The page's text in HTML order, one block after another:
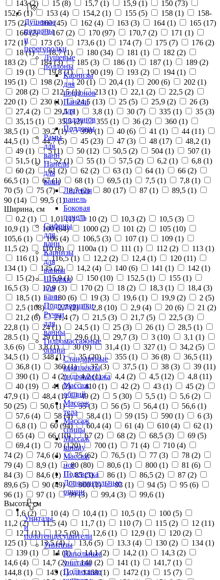
Душевые
поддоны
и
перегородки
Душевые
поддоны
Карнизы
для
поддонов
Панели
для
поддонов
Поддоны
Рамы
для
ванн
Панели
для
ванн
Лицевая
панель
Боковая
панель
Сифоны
для
ванн
Карнизы
для
ванны
Шторки
для
ванн
Подголовники
Ручки
для
ванны
Гидромассажные
опции
Стандартные
комплекты
гидромассажа
Массаж
общий
Массаж
тела
Массаж
спины
Массаж
шиацу
Массаж
ног
Подсветка
Дополнительные
опции
Унитазы
и
полотенцесушители
Унитазы
Напольные
унитазы
Подвесные
143 (2) 15 (8) 15,7 (1) 15,9 (1) 150 (73)
152,5 (1) 153 (4) 154,2 (1) 155 (5) 158 (1)
158-
175 (2) 160 (45) 162 (4) 163 (3) 164 (1) 165 (17)
166 (2) 167 (2) 170 (97) 170,7 (2) 171 (1)
172 (1) 173 (5) 173,6 (1) 174 (7) 175 (7) 176 (2)
18 (1) 18,7 (1) 180 (34) 181 (1) 182 (2)
183 (2) 184 (3) 185 (3) 186 (1) 187 (1) 189 (2)
19 (1) 19,8 (1) 190 (19) 193 (2) 194 (1)
195 (1) 198 (2) 20 (1) 20,4 (1) 200 (6) 202 (1)
208 (2) 212,5 (1) 213 (1) 22,1 (2) 22,5 (2)
220 (1) 230 (1) 24,5 (13) 25 (5) 25,9 (2) 26 (3)
27,4 (2) 29,5 (1) 3,8 (1) 30 (7) 335 (1) 35 (3)
35,15 (1) 35,5 (2) 355 (1) 36 (2) 360 (1)
38,5 (1) 39,2 (1) 390 (1) 40 (6) 41 (1) 44 (11)
44,5 (1) 44,7 (5) 45 (23) 47 (3) 48 (17) 48,2 (1)
49 (1) 5 (1) 50 (12) 50,5 (2) 504 (1) 507 (1)
51,5 (1) 52 (1) 55 (1) 57,5 (2) 6,2 (1) 6,8 (1)
60 (2) 61 (2) 62 (2) 63 (1) 64 (1) 66 (2)
66,5 (1) 67 (1) 68 (1) 69,5 (1) 7,5 (1) 7,8 (1)
70 (5) 75 (7) 8,7 (2) 80 (17) 87 (1) 89,5 (1)
90 (14) 99,5 (1)
Ширина, см
0,2 (1) 1,01 (1) 10 (2) 10,3 (2) 10,5 (3)
10,9 (1) 100 (64) 1000 (2) 101 (2) 105 (10)
105,6 (1) 106 (4) 106,5 (3) 107 (1) 109 (1)
11,5 (2) 110 (8) 1100а (1) 111 (1) 112 (2) 113 (1)
116 (1) 116,5 (1) 12,2 (2) 12,4 (1) 120 (11)
134 (1) 135 (2) 14,2 (4) 140 (6) 141 (1) 142 (1)
15 (2) 15,9 (1) 150 (10) 152,5 (1) 155 (1)
16,5 (3) 17,9 (3) 170 (2) 18 (2) 18,3 (1) 18,4 (3)
18,5 (1) 180 (6) 19 (3) 19,6 (1) 19,9 (2) 2 (5)
2,5 (108) 2,7 (2) 2,8 (10) 2,9 (4) 20 (6) 21 (2)
21,2 (6) 21,4 (7) 21,5 (3) 21,7 (5) 22,5 (3)
22,8 (1) 24 (1) 24,5 (1) 25 (3) 26 (1) 28,5 (1)
28.5 (1) 29 (1) 29,6 (1) 29,7 (3) 3 (10) 3,1 (1)
3,6 (6) 3,8 (1) 30 (9) 31,4 (1) 327 (1) 34,2 (5)
34,5 (1) 348 (1) 35 (20) 355 (1) 36 (8) 36,5 (11)
36,8 (1) 360 (1) 37 (3) 37,5 (1) 38 (3) 39 (11)
390 (1) 4 (2) 4,2 (1) 4,4 (2) 4,5 (12) 4,8 (11)
40 (19) 41 (2) 410 (1) 42 (2) 43 (1) 45 (2)
47,9 (1) 48,4 (1) 49 (2) 5 (30) 5,5 (1) 5,6 (2)
50 (25) 50,6 (1) 55 (3) 56 (5) 56,4 (1) 56,6 (1)
57,6 (4) 58 (4) 58,4 (1) 59 (15) 590 (1) 6 (3)
6,8 (1) 60 (94) 60,4 (4) 61 (4) 610 (4) 62 (1)
65 (4) 66 (10) 67 (2) 68 (2) 68,5 (3) 69 (5)
69,4 (1) 70 (120) 700 (1) 71 (4) 710 (4)
74 (2) 74,6 (4) 75 (62) 76,5 (1) 77 (3) 78 (2)
79 (4) 8,9 (1) 80 (80) 80,6 (1) 800 (1) 81 (6)
84 (3) 84,6 (1) 85 (3) 86 (1) 86,5 (2) 87 (2)
89,6 (5) 90 (49) 900 (1) 93 (1) 94 (5) 95 (6)
96 (1) 97 (1) 99 (3) 99,4 (3) 99,6 (1)
Высота, см
1,6 (2) 10 (4) 10,4 (1) 10,5 (1) 100 (5)
11,2 (2) 11,5 (4) 11,7 (1) 110 (7) 115 (2) 12 (11)
12,1 (1) 12,5 (9) 12,6 (1) 12,9 (1) 120 (2)
125 (1) 13,5 (4) 13,6 (5) 13.3 (4) 130 (2) 134 (1)
139 (1) 14 (1) 14,1 (2) 14,2 (1) 14,3 (2)
14,6 (4) 14,7 (2) 140 (2) 141 (1) 141,7 (1)
144,8 (1) 145 (1) 1468 (1) 1472 (1) 15 (7)